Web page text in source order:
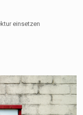
einsetzen